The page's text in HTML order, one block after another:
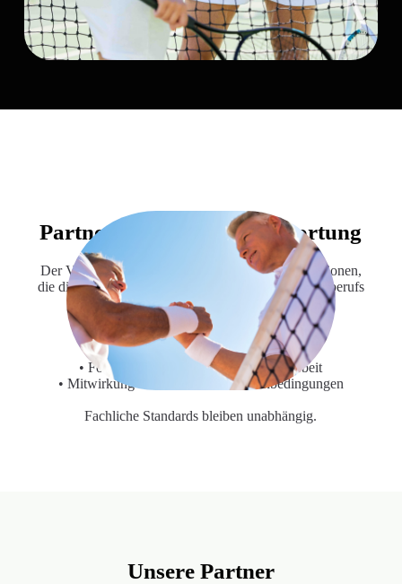
Partnerschaft mit Verantwortung
Der VDT kooperiert mit Unternehmen und Institutionen,
die die professionelle Entwicklung des Tennislehrerberufs
langfristig begleiten.
Partnerschaft heißt:
• Unterstützung der Ausbildungsstruktur
• Förderung nachhaltiger Nachwuchsarbeit
• Mitwirkung an beruflichen Rahmenbedingungen
Fachliche Standards bleiben unabhängig.
Unsere Partner